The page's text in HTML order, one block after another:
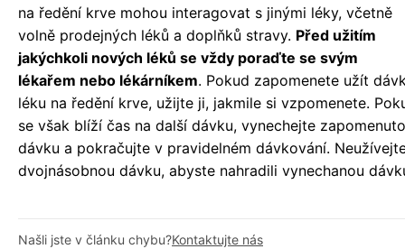
na ředění krve mohou interagovat s jinými léky, včetně
volně prodejných léků a doplňků stravy. Před užitím
jakýchkoli nových léků se vždy poraďte se svým
lékařem nebo lékárníkem. Pokud zapomenete užít
léku na ředění krve, užijte ji, jakmile si vzpomenete.
se však blíží čas na další dávku, vynechejte
dávku a pokračujte v pravidelném dávkování.
dvojnásobnou dávku, abyste nahradili vynechanou
Našli jste v článku chybu?Kontaktujte nás